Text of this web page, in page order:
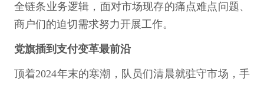
全链条业务逻辑，面对市场现存的痛点难点问题、
商户们的迫切需求努力开展工作。
党旗插到支付变革最前沿
顶着2024年末的寒潮，队员们清晨就驻守市场，手